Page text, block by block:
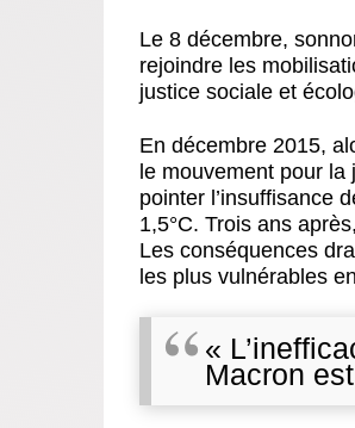
Le 8 décembre,
rejoindre les
justice sociale et
En décembre 2015,
le mouvement pour
pointer l’insuffisance
1,5°C. Trois ans
Les conséquences
les plus vulnérables
«
Macron